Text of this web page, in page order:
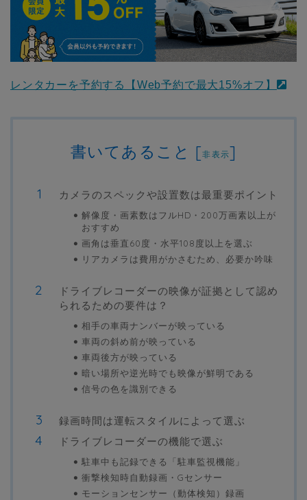
レンタカーを予約する【Web予約で最大15%オフ】
書いてあること [非表示]
カメラのスペックや設置数は最重要ポイント
解像度・画素数はフルHD・200万画素以上が
おすすめ
画角は垂直60度・水平108度以上を選ぶ
リアカメラは費用がかさむため、必要か吟味
ドライブレコーダーの映像が証拠として認め
られるための要件は？
相手の車両ナンバーが映っている
車両の斜め前が映っている
車両後方が映っている
暗い場所や逆光時でも映像が鮮明である
信号の色を識別できる
録画時間は運転スタイルによって選ぶ
ドライブレコーダーの機能で選ぶ
駐車中も記録できる「駐車監視機能」
衝撃検知時自動録画・Gセンサー
モーションセンサー（動体検知）録画